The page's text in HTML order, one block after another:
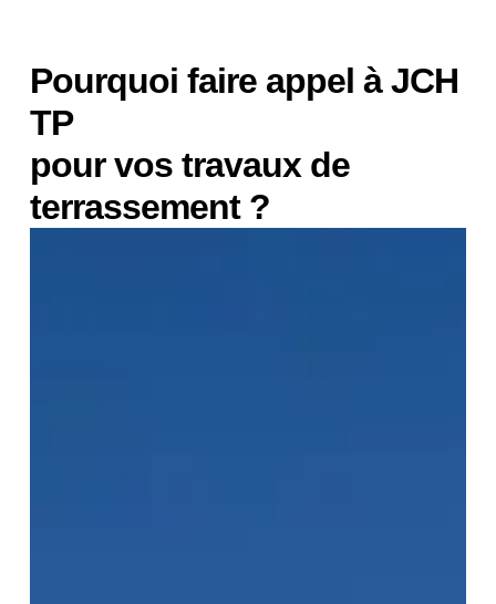
Pourquoi faire appel à JCH
TP
pour vos travaux de
terrassement ?